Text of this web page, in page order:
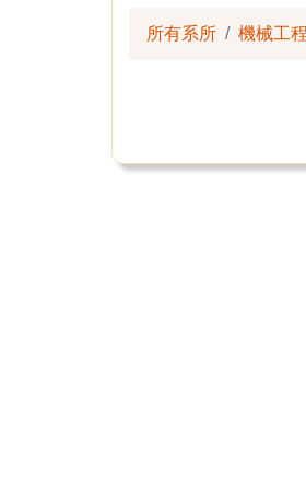
所有系所 機械工